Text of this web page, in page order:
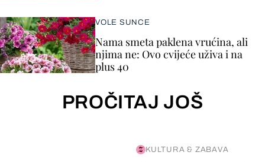
VOLE SUNCE
Nama smeta paklena vrućina, ali
njima ne: Ovo cvijeće uživa i na
plus 40
PROČITAJ JOŠ
KULTURA & ZABAVA